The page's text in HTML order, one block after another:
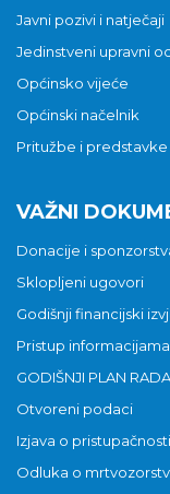
Javni pozivi i natječaji
Jedinstveni upravni
Općinsko vijeće
Općinski načelnik
Pritužbe i predstavke
VAŽNI
Donacije i
Sklopljeni ugovori
Godišnji financijski
Pristup informacijama
GODIŠNJI PLAN
Otvoreni podaci
Izjava o pristupačnosti
Odluka o